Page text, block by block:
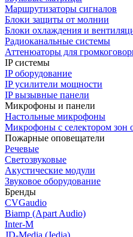
Маршрутизаторы сигналов
Блоки защиты от молнии
Блоки охлаждения и
Радиоканальные системы
Аттенюаторы для
IP системы
IP оборудование
IP усилители мощности
IP вызывные панели
Микрофоны и панели
Настольные микрофоны
Микрофоны с селектором зон
Пожарные оповещатели
Речевые
Светозвуковые
Акустические модули
Звуковое оборудование
Бренды
CVGaudio
Biamp (Apart Audio)
Inter-M
JD-Media (Jedia)